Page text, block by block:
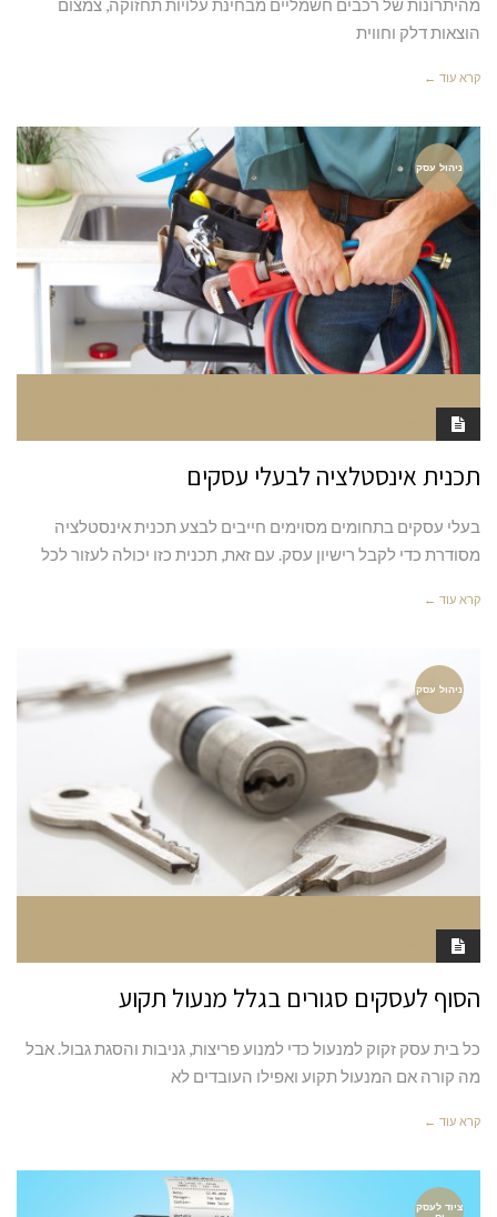
מהיתרונות של רכבים חשמליים מבחינת עלויות תחזוקה, צמצום
הוצאות דלק וחווית
קרא עוד ←
ניהול עסק
RAN MARGALIT
תכנית אינסטלציה לבעלי עסקים
בעלי עסקים בתחומים מסוימים חייבים לבצע תכנית אינסטלציה
מסודרת כדי לקבל רישיון עסק. עם זאת, תכנית כזו יכולה לעזור לכל
קרא עוד ←
ניהול עסק
RAN MARGALIT
הסוף לעסקים סגורים בגלל מנעול תקוע
כל בית עסק זקוק למנעול כדי למנוע פריצות, גניבות והסגת גבול. אבל
מה קורה אם המנעול תקוע ואפילו העובדים לא
קרא עוד ←
ציוד לעסק